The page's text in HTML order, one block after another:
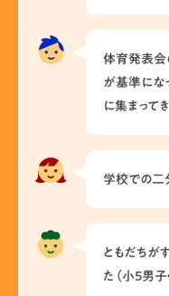
体育発表会
が基準にな
に集まって
学校での二
ともだちが
た（小5男子